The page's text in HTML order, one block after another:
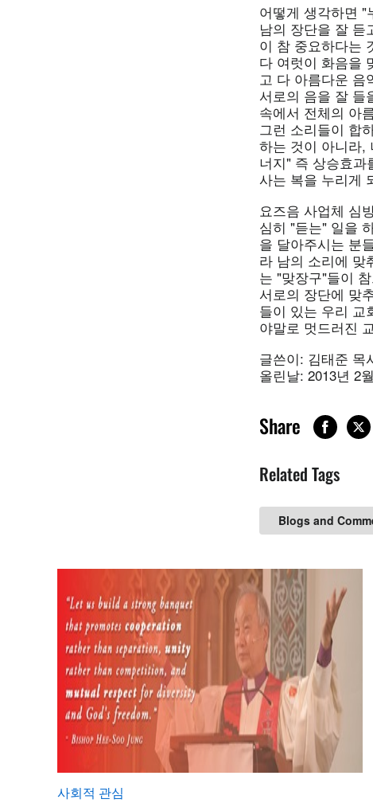
어떻게 생각하면 "
남의 장단을 잘 듣
이 참 중요하다는
다 여럿이 화음을
고 다 아름다운 음
서로의 음을 잘 들
속에서 전체의 아
그런 소리들이 합
하는 것이 아니라,
너지" 즉 상승효
사는 복을 누리게
요즈음 사업체 심
심히 "듣는" 일을
을 달아주시는 분
라 남의 소리에 맞
는 "맞장구"들이
서로의 장단에 맞
들이 있는 우리 교
야말로 멋드러진
글쓴이: 김태준 목
올린날: 2013년 2
Share
Related Tags
Blogs and
사회적 관심